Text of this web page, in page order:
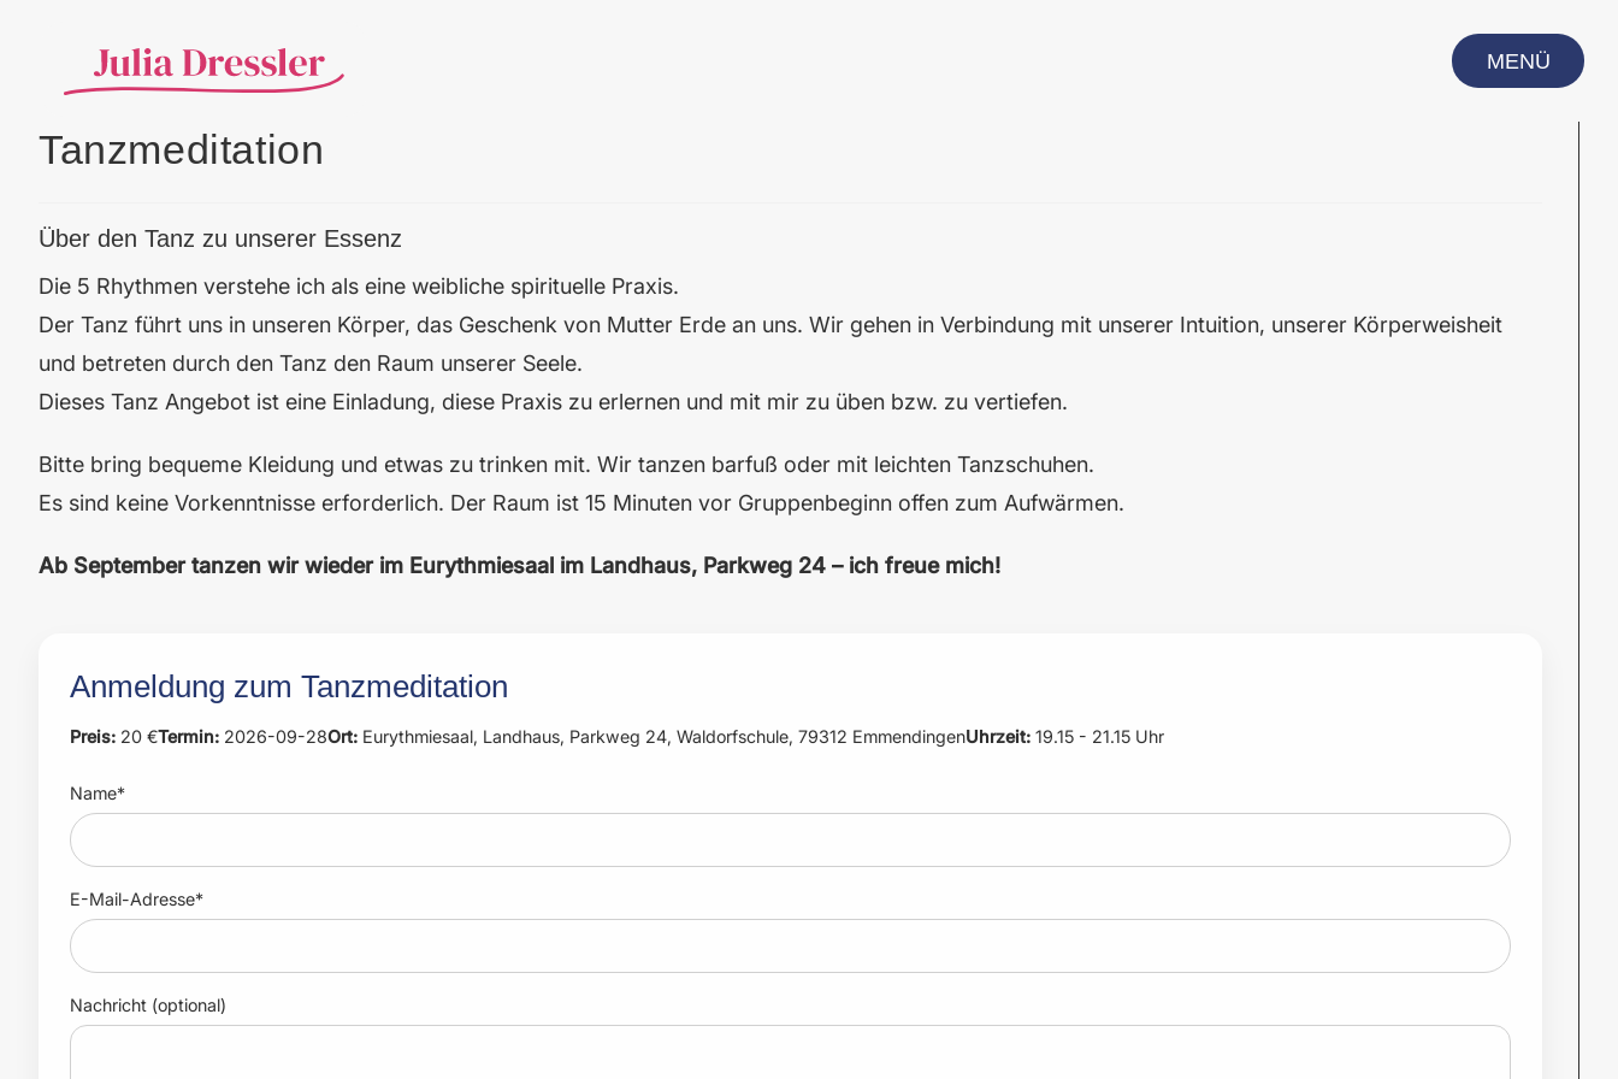
MENÜ
Tanzmeditation
Über den Tanz zu unserer Essenz
Die 5 Rhythmen verstehe ich als eine weibliche spirituelle Praxis.
Der Tanz führt uns in unseren Körper, das Geschenk von Mutter Erde an uns. Wir gehen in Verbindung mit unserer Intuition, unserer Körperweisheit
und betreten durch den Tanz den Raum unserer Seele.
Dieses Tanz Angebot ist eine Einladung, diese Praxis zu erlernen und mit mir zu üben bzw. zu vertiefen.
Bitte bring bequeme Kleidung und etwas zu trinken mit. Wir tanzen barfuß oder mit leichten Tanzschuhen.
Es sind keine Vorkenntnisse erforderlich. Der Raum ist 15 Minuten vor Gruppenbeginn offen zum Aufwärmen.
Ab September tanzen wir wieder im Eurythmiesaal im Landhaus, Parkweg 24 – ich freue mich!
Anmeldung zum Tanzmeditation
Preis:20 €Termin:2026-09-28Ort:Eurythmiesaal, Landhaus, Parkweg 24, Waldorfschule, 79312 EmmendingenUhrzeit:19.15 - 21.15 Uhr
Name*
E-Mail-Adresse*
Nachricht (optional)